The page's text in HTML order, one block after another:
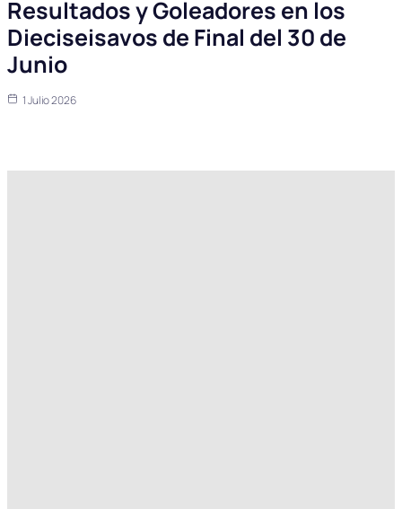
Resultados y Goleadores en los
Dieciseisavos de Final del 30 de
Junio
1 Julio 2026